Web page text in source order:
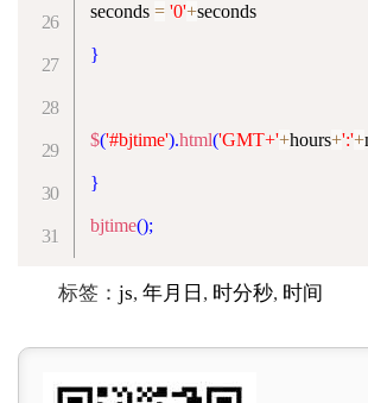
seconds = '0'+ seconds
}
$('#bjtime').html('GMT+'+hours+':'+
}
bjtime();
标签： js, 年月日 , 时分秒, 时间